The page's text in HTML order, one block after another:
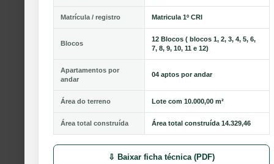
Matrícula / registro Matricula 1º CRI
Blocos
12 Blocos ( blocos 1, 2, 3, 4, 5, 6,
7, 8, 9, 10, 11 e 12)
Apartamentos por
andar
04 aptos por andar
Área do terreno Lote com 10.000,00 m²
Área total construída Área total construída 14.329,46
⇩ Baixar ficha técnica (PDF)